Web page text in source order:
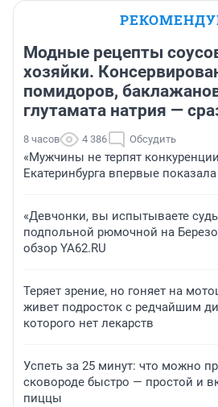
Модные рецепты
хозяйки.
помидоров,
глутамата натрия —
8 часов 4 386 Обсудить
«Мужчины не терпят
Екатеринбурга впервые
«Девчонки, вы испытываете
подпольной рюмочной на
обзор YA62.RU
Теряет зрение, но гоняет на
живет подросток с редчайшим
которого нет лекарств
Успеть за 25 минут: что можно
сковороде быстро — простой и
пиццы